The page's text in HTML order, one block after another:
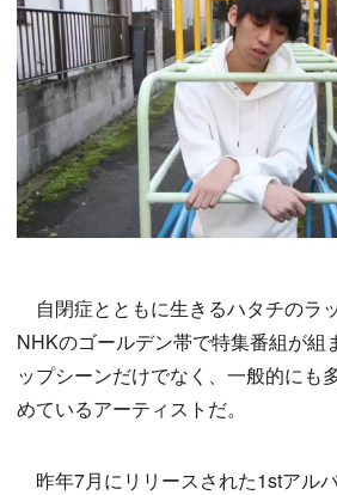
自閉症とともに生きるハタチのラ
NHKのゴールデン帯で特集番組が組
ップシーンだけでなく、一般的にも
めているアーティストだ。
昨年7月にリリースされた1stアル